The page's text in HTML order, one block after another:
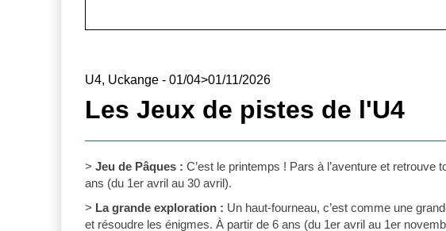
U4, Uckange - 01/04>01/11/2026
Les Jeux de pistes de l'U4
> Jeu de Pâques : C’est le printemps ! Pars à l’aventure et
ans (du 1er avril au 30 avril).
> La grande exploration : Un haut-fourneau, c’est comme une
et résoudre les énigmes. À partir de 6 ans (du 1er avril au 1er